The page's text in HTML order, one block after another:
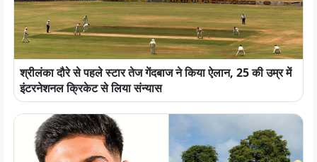
श्रीलंका दौरे से पहले स्टार तेज गेंदबाज ने किया ऐलान, 25 की उम्र में
इंटरनेशनल क्रिकेट से लिया संन्यास